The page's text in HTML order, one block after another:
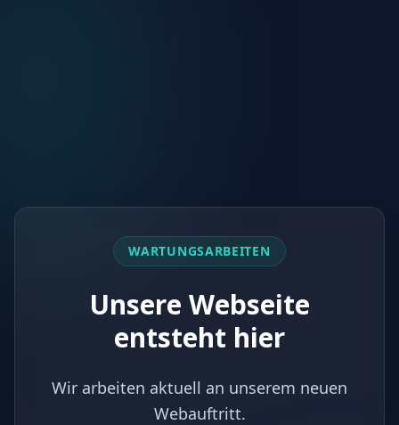
WARTUNGSARBEITEN
Unsere Webseite
entsteht hier
Wir arbeiten aktuell an unserem neuen
Webauftritt.